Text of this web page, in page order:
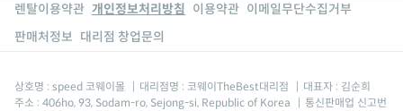
렌탈이용약관 개인정보처리방침 이용약관 이메일무단수집거부
판매처정보 대리점 창업문의
상호명 : speed 코웨이몰 대리점명 : 코웨이TheBest대리점
대표자 : 김순희
주소 : 406ho, 93, Sodam-ro, Sejong-si, Republic of Korea
통신판매업 신고번